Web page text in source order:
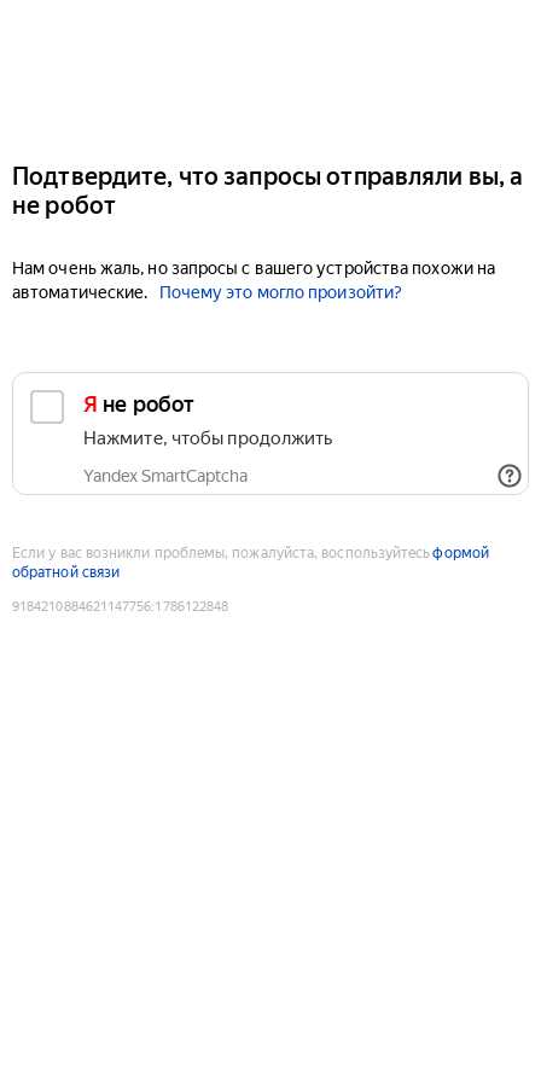
Подтвердите, что запросы отправляли вы, а
не робот
Нам очень жаль, но запросы с вашего устройства похожи на
автоматические.
Почему это могло произойти?
Я не робот
Нажмите, чтобы продолжить
Yandex SmartCaptcha
Если у вас возникли проблемы, пожалуйста, воспользуйтесьформой
обратной связи
9184210884621147756:1786122848